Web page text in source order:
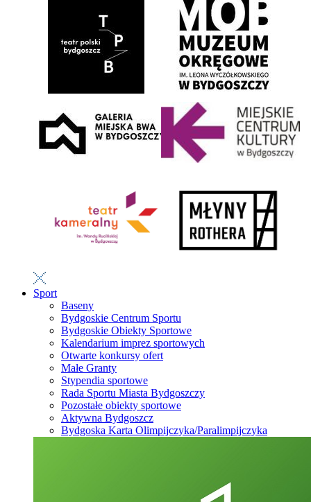
Sport
Baseny
Bydgoskie Centrum Sportu
Bydgoskie Obiekty Sportowe
Kalendarium imprez sportowych
Otwarte konkursy ofert
Małe Granty
Stypendia sportowe
Rada Sportu Miasta Bydgoszczy
Pozostałe obiekty sportowe
Aktywna Bydgoszcz
Bydgoska Karta Olimpijczyka/Paralimpijczyka